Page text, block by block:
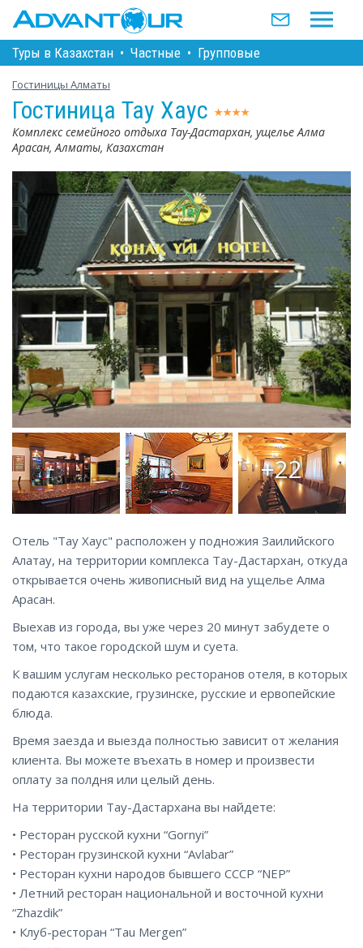
Туры в Казахстан • Частные • Групповые
Гостиницы Алматы
Гостиница Тау Хаус
Комплекс семейного отдыха Тау-Дастархан, ущелье Алма
Арасан, Алматы, Казахстан
+22
Отель "Тау Хаус" расположен у подножия Заилийского
Алатау, на территории комплекса Тау-Дастархан, откуда
открывается очень живописный вид на ущелье Алма
Арасан.
Выехав из города, вы уже через 20 минут забудете о
том, что такое городской шум и суета.
К вашим услугам несколько ресторанов отеля, в которых
подаются казахские, грузинске, русские и ервопейские
блюда.
Время заезда и выезда полностью зависит от желания
клиента. Вы можете въехать в номер и произвести
оплату за полдня или целый день.
На территории Тау-Дастархана вы найдете:
• Ресторан русской кухни “Gornyi”
• Ресторан грузинской кухни “Avlabar”
• Ресторан кухни народов бывшего СССР “NEP”
• Летний ресторан национальной и восточной кухни
“Zhazdik”
• Клуб-ресторан “Tau Mergen”